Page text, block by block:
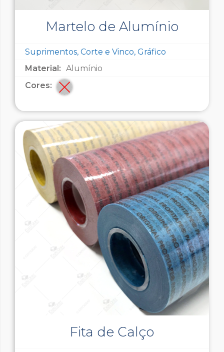
Martelo de Alumínio
Suprimentos, Corte e Vinco, Gráfico
Material: Alumínio
Cores:
Fita de Calço